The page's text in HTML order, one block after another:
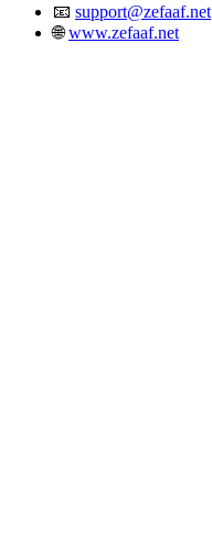
📧 support@zefaaf.net
🌐www.zefaaf.net